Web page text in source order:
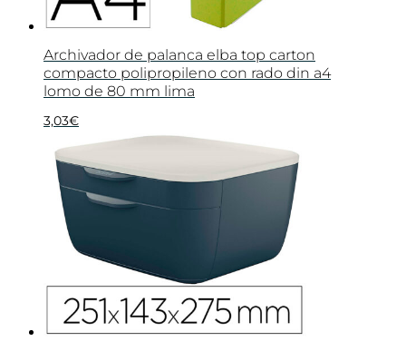
Archivador de palanca elba top carton
compacto polipropileno con rado din a4
lomo de 80 mm lima
3,03€